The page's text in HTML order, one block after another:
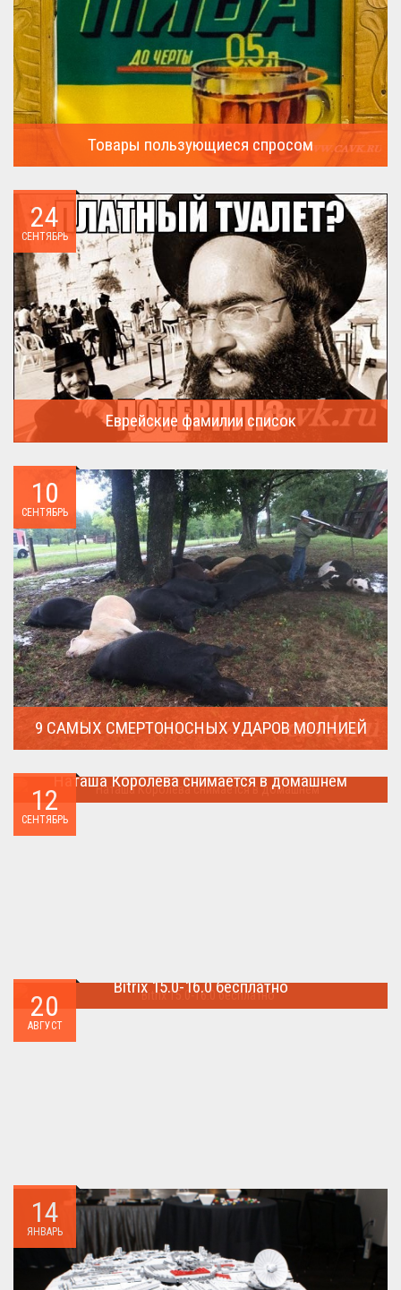
Товары пользующиеся спросом
24
СЕНТЯБРЬ
Еврейские фамилии список
10
СЕНТЯБРЬ
9 САМЫХ СМЕРТОНОСНЫХ УДАРОВ МОЛНИЕЙ
12
СЕНТЯБРЬ
Наташа Королева снимается в домашнем
20
АВГУСТ
Bitrix 15.0-16.0 бесплатно
14
ЯНВАРЬ